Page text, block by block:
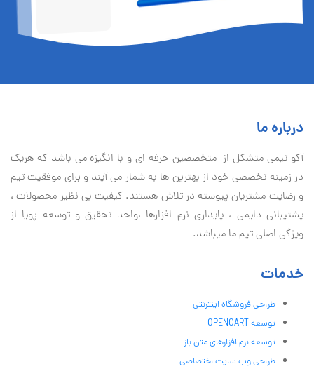
درباره ما
آكو تيمی متشکل از متخصصین حرفه ای و با انگیزه می باشد که هریک
در زمینه تخصصی خود از بهترین ها به شمار می آیند و برای موفقیت تيم
و رضایت مشتریان پیوسته در تلاش هستند. کیفیت بی نظير محصولات ،
پشتیبانی دايمی ، پایداری نرم افزارها ،واحد تحقیق و توسعه پویا از
ویژگی اصلی تیم ما میباشد.
خدمات
طراحی فروشگاه اینترنتی
توسعه OPENCART
توسعه نرم افزارهای متن باز
طراحی وب سایت اختصاصی